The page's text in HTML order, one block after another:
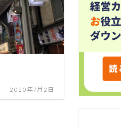
2020年7月2日